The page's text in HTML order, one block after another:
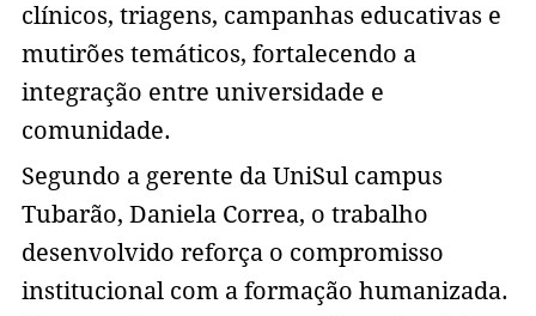
clínicos, triagens, campanhas educativas e
mutirões temáticos, fortalecendo a
integração entre universidade e
comunidade.
Segundo a gerente da UniSul campus
Tubarão, Daniela Correa, o trabalho
desenvolvido reforça o compromisso
institucional com a formação humanizada.